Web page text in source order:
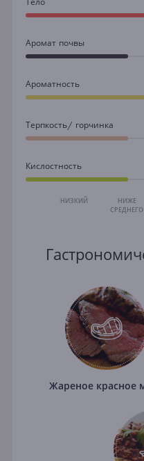
Аромат почвы
Ароматность
Терпкость/ горчинка
Кислостность
НИЗКИЙ
НИЖЕ
СРЕДНЕГО
Жареное красное